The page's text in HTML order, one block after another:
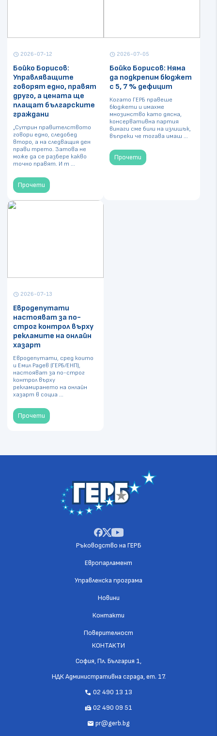
schedule 2026-07-12
Бойко Борисов:
Управляващите
говорят едно, правят
друго, а цената ще
плащат българските
граждани
„Сутрин правителството
говори едно, следобед
второ, а на следващия ден
прави трето. Затова не
може да се разбере какво
точно правят. И т ...
Прочети
schedule 2026-07-05
Бойко Борисов: Няма
да подкрепим бюджет
с 5, 7 % дефицит
Когато ГЕРБ правеше
бюджети и имахме
мнозинство като дясна,
консервативна партия
винаги сме били на излишък,
въпреки че тогава имаш ...
Прочети
schedule 2026-07-13
Евродепутати
настояват за по-
строг контрол върху
рекламите на онлайн
хазарт
Евродепутати, сред които
и Емил Радев (ГЕРБ/ЕНП),
настояват за по-строг
контрол върху
рекламирането на онлайн
хазарт в социа ...
Прочети
Ръководство на ГЕРБ
Европарламент
Управленска програма
Новини
Контакти
Поверителност
КОНТАКТИ
София, Пл. България 1,
НДК Административна сграда, ет. 17.
call 02 490 13 13
fax02 490 09 51
mail pr@gerb.bg